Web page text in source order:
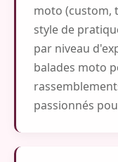
moto (custom,
style de
par niveau
balades moto
passionnés